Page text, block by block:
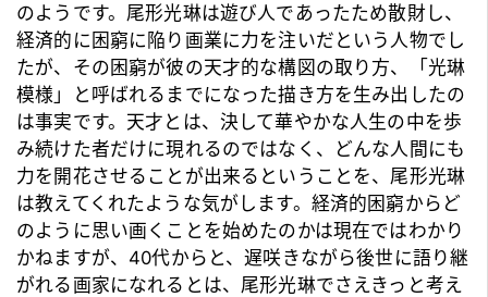
のようです。尾形光琳は遊び人であったため散財し、
経済的に困窮に陥り画業に力を注いだという人物でし
たが、その困窮が彼の天才的な構図の取り方、「光琳
模様」と呼ばれるまでになった描き方を生み出したの
は事実です。天才とは、決して華やかな人生の中を歩
み続けた者だけに現れるのではなく、どんな人間にも
力を開花させることが出来るということを、尾形光琳
は教えてくれたような気がします。経済的困窮からど
のように思い画くことを始めたのかは現在ではわかり
かねますが、40代からと、遅咲きながら後世に語り継
がれる画家になれるとは、尾形光琳でさえきっと考え